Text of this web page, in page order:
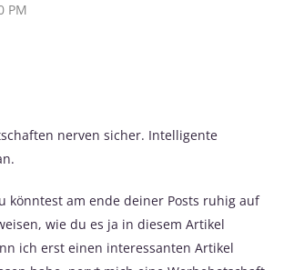
PM
nerven sicher. Intelligente
könntest am ende deiner Posts ruhig auf
wie du es ja in diesem Artikel
ich erst einen interessanten Artikel